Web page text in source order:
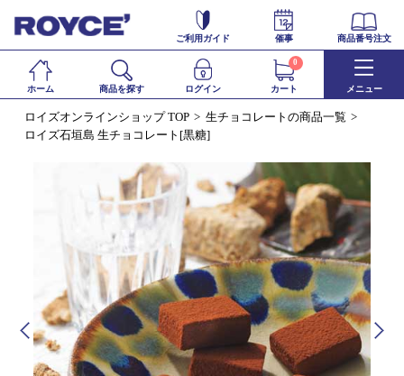
ご利用ガイド 催事 商品番号注文
ホーム 商品を探す ログイン カート
0
メニュー
ロイズオンラインショップ TOP
生チョコレートの商品一覧
ロイズ石垣島 生チョコレート[黒糖]